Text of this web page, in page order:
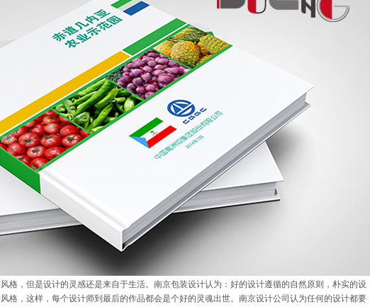
，但是设计的灵感还是来自于生活。南京包装设计认为：好的设计遵循的自然原则，朴实的设
格，这样，每个设计师到最后的作品都会是个好的灵魂出世。南京设计公司认为任何的设计都要